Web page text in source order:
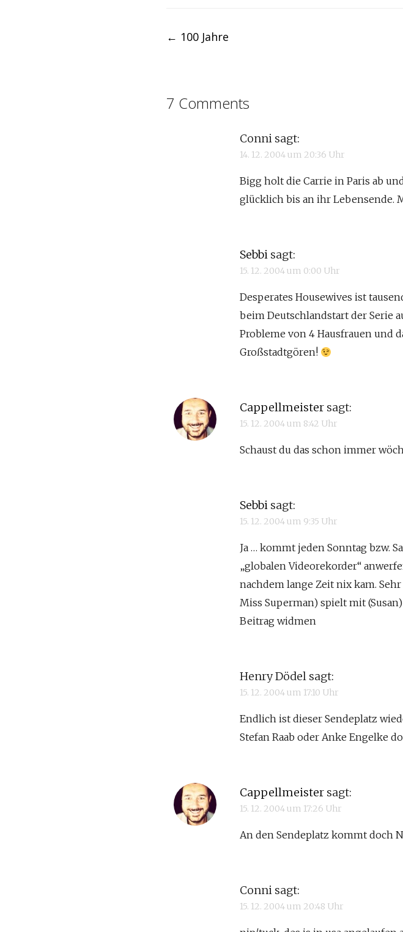
← 100 Jahre
7 Comments
Conni sagt:
14. 12. 2004 um 20:36 Uhr
Bigg holt die Carrie in Paris ab
glücklich bis an ihr Lebensende.
Sebbi sagt:
15. 12. 2004 um 0:00 Uhr
Desperates Housewives ist
beim Deutschlandstart der Serie
Probleme von 4 Hausfrauen und
Großstadtgören!
Cappellmeister sagt:
15. 12. 2004 um 8:42 Uhr
Schaust du das schon immer
Sebbi sagt:
15. 12. 2004 um 9:35 Uhr
Ja … kommt jeden Sonntag bzw.
„globalen Videorekorder“
nachdem lange Zeit nix kam.
Miss Superman) spielt mit
Beitrag widmen
Henry Dödel sagt:
15. 12. 2004 um 17:10 Uhr
Endlich ist dieser Sendeplatz
Stefan Raab oder Anke Engelke
Cappellmeister sagt:
15. 12. 2004 um 17:26 Uhr
An den Sendeplatz kommt doch
Conni sagt:
15. 12. 2004 um 20:48 Uhr